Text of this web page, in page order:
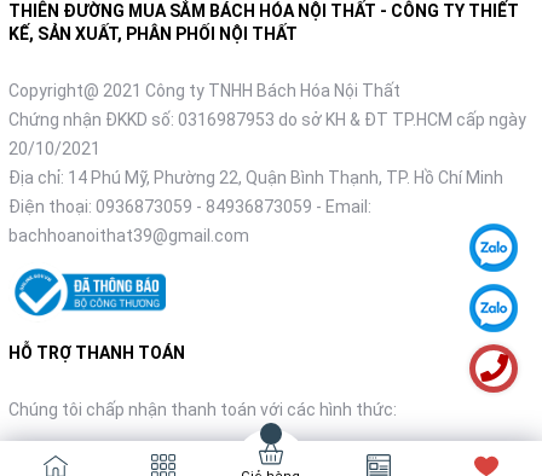
THIÊN ĐƯỜNG MUA SẮM BÁCH HÓA NỘI THẤT - CÔNG TY THIẾT
KẾ, SẢN XUẤT, PHÂN PHỐI NỘI THẤT
Copyright@ 2021 Công ty TNHH Bách Hóa Nội Thất
Chứng nhận ĐKKD số: 0316987953 do sở KH & ĐT TP.HCM cấp ngày
20/10/2021
Địa chỉ: 14 Phú Mỹ, Phường 22, Quận Bình Thạnh, TP. Hồ Chí Minh
Điện thoại: 0936873059 - 84936873059 - Email:
bachhoanoithat39@gmail.com
HỖ TRỢ THANH TOÁN
Chúng tôi chấp nhận thanh toán với các hình thức: